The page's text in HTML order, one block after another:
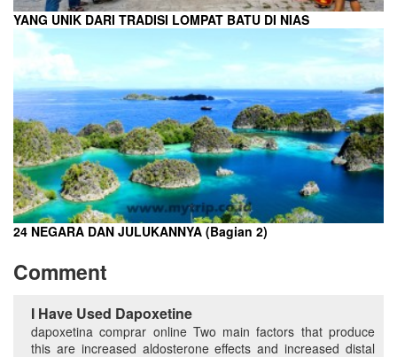
YANG UNIK DARI TRADISI LOMPAT BATU DI NIAS
24 NEGARA DAN JULUKANNYA (Bagian 2)
Comment
I Have Used Dapoxetine
dapoxetina comprar online Two main factors that produce
this are increased aldosterone effects and increased distal